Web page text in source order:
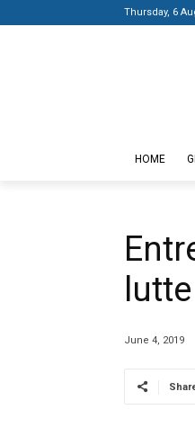
Thursday, 6
HOME
June 4, 2019